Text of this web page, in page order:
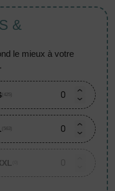
&
le mieux à votre
(425)
(563)